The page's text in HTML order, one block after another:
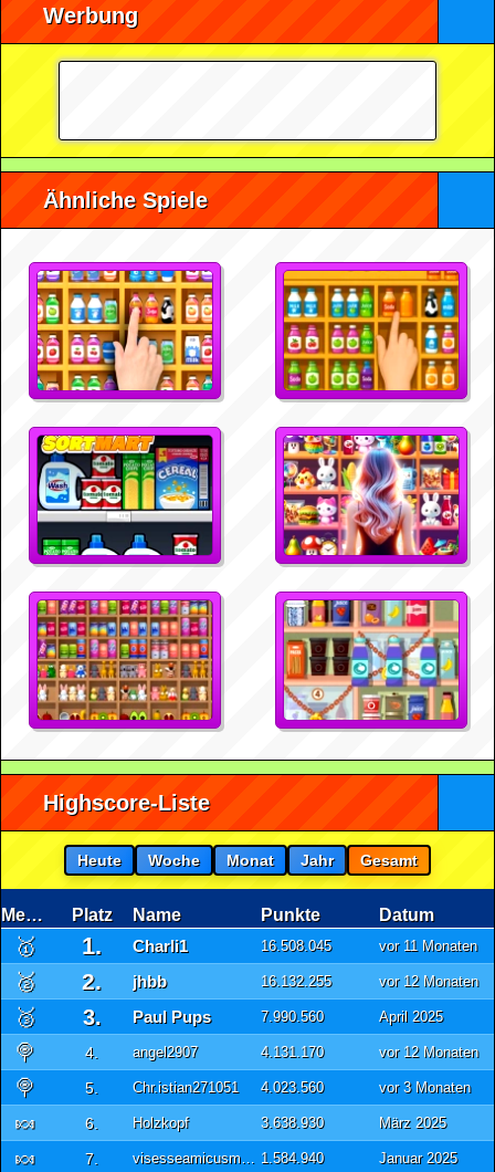
Werbung
Ähnliche Spiele
Highscore-Liste
Heute Woche Monat Jahr Gesamt
Medaille Platz Name Punkte Datum
🥇 1. Charli1 16.508.045 vor 11 Monaten
🥈 2. jhbb 16.132.255 vor 12 Monaten
🥉 3. Paul Pups 7.990.560 April 2025
🍭 4. angel2907 4.131.170 vor 12 Monaten
🍭 5. Chr.istian271051 4.023.560 vor 3 Monaten
🍬 6. Holzkopf 3.638.930 März 2025
🍬 7. visesseamicusmeus 1.584.940 Januar 2025